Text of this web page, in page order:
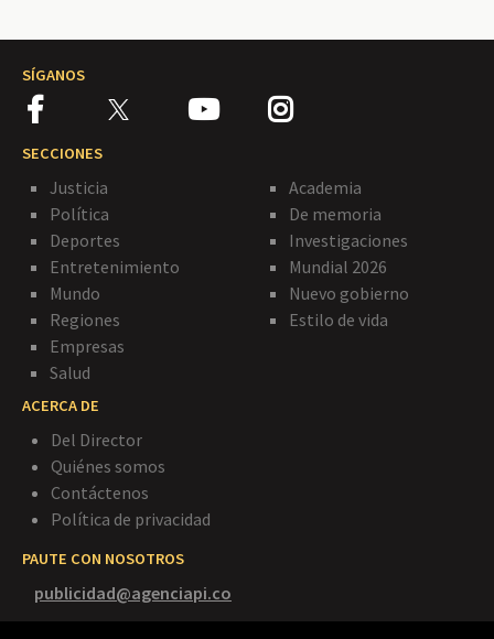
SÍGANOS
SECCIONES
Justicia
Política
Deportes
Entretenimiento
Mundo
Regiones
Empresas
Salud
Academia
De memoria
Investigaciones
Mundial 2026
Nuevo gobierno
Estilo de vida
ACERCA DE
Del Director
Quiénes somos
Contáctenos
Política de privacidad
PAUTE CON NOSOTROS
publicidad@agenciapi.co